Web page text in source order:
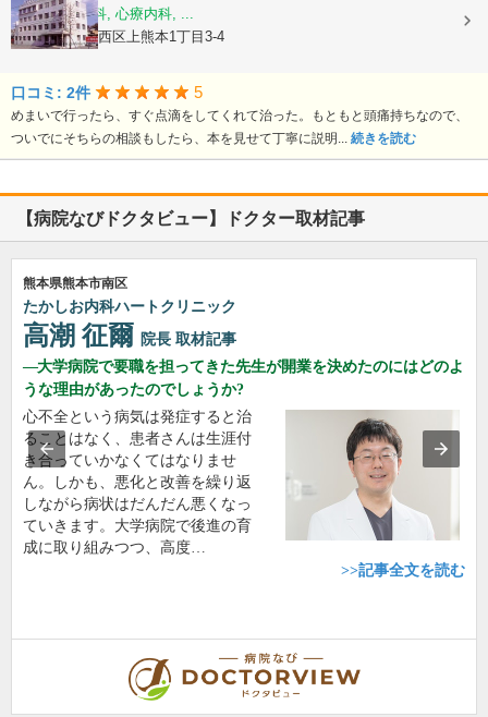
内科, 神経内科, 心療内科, ...
熊本県熊本市西区上熊本1丁目3-4
口コミ: 2件 5
めまいで行ったら、すぐ点滴をしてくれて治った。もともと頭痛持ちなので、
ついでにそちらの相談もしたら、本を見せて丁寧に説明... 続きを読む
【病院なびドクタビュー】ドクター取材記事
熊本県熊本市南区
たかしお内科ハートクリニック
高潮 征爾 院長 取材記事
大学病院で要職を担ってきた先生が開業を決めたのにはどのよ
うな理由があったのでしょうか?
心不全という病気は発症すると治
ることはなく、患者さんは生涯付
き合っていかなくてはなりませ
ん。しかも、悪化と改善を繰り返
しながら病状はだんだん悪くなっ
ていきます。大学病院で後進の育
成に取り組みつつ、高度…
>>記事全文を読む